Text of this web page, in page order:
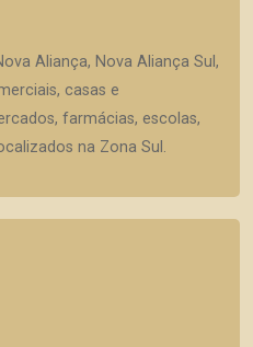
Aliança, Nova Aliança Sul,
casas e
farmácias, escolas,
na Zona Sul.